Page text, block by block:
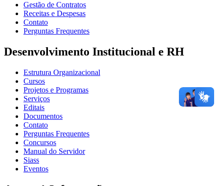
Gestão de Contratos
Receitas e Despesas
Contato
Perguntas Frequentes
Desenvolvimento Institucional e RH
Estrutura Organizacional
Cursos
Projetos e Programas
Serviços
Editais
Documentos
Contato
Perguntas Frequentes
Concursos
Manual do Servidor
Siass
Eventos